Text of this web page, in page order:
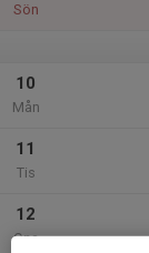
Sön
10
Mån
11
Tis
12
Ons